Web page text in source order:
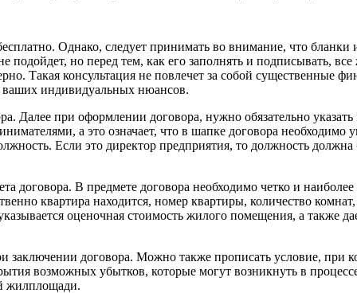
Однако, следует принимать во внимание, что
подойдет, но перед тем, как его заполнять и подписывать,
Такая консультация не повлечет за собой существенные
ваших индивидуальных нюансов.
Далее при оформлении договора, нужно обязательно
а это означает, что в шапке договора необходимо
Если это директор предприятия, то должность
договора. В предмете договора необходимо четко и
квартира находится, номер квартиры, количество
оценочная стоимость жилого помещения, а также
договора. Можно также прописать условие, при
возможных убытков, которые могут возникнуть в
жилплощади.